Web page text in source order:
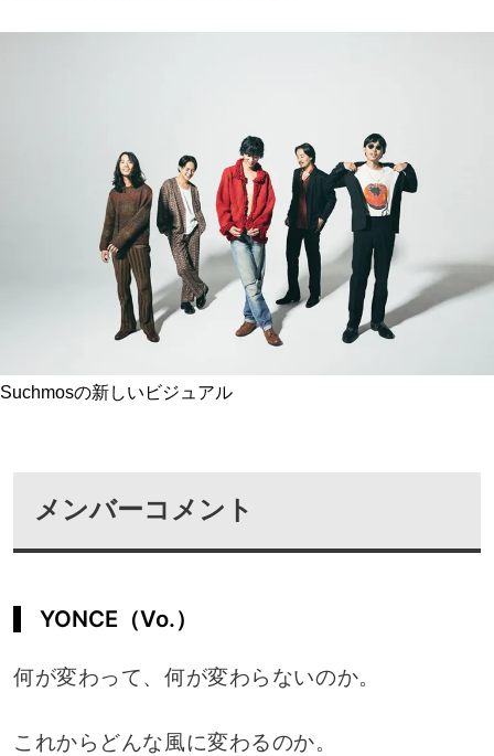
Suchmosの新しいビジュアル
メンバーコメント
YONCE（Vo.）
何が変わって、何が変わらないのか。
これからどんな風に変わるのか。